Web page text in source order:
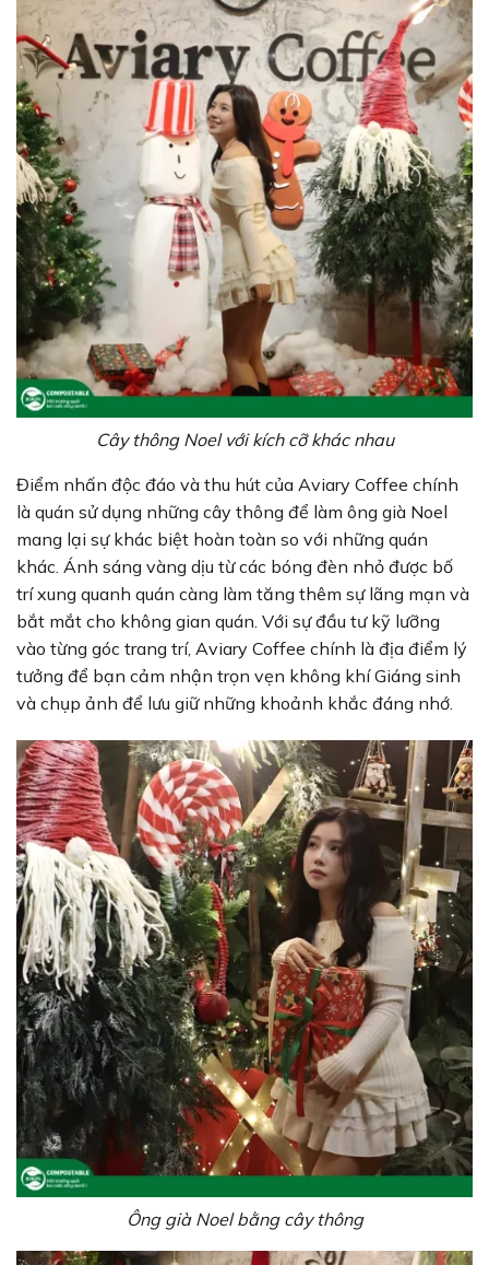
Cây thông Noel với kích cỡ khác nhau
Điểm nhấn độc đáo và thu hút của Aviary Coffee chính
là quán sử dụng những cây thông để làm ông già Noel
mang lại sự khác biệt hoàn toàn so với những quán
khác. Ánh sáng vàng dịu từ các bóng đèn nhỏ được bố
trí xung quanh quán càng làm tăng thêm sự lãng mạn và
bắt mắt cho không gian quán. Với sự đầu tư kỹ lưỡng
vào từng góc trang trí, Aviary Coffee chính là địa điểm lý
tưởng để bạn cảm nhận trọn vẹn không khí Giáng sinh
và chụp ảnh để lưu giữ những khoảnh khắc đáng nhớ.
Ông già Noel bằng cây thông